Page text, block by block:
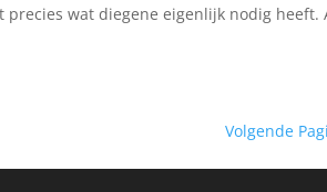
wat diegene eigenlijk nodig heeft.
Volgende